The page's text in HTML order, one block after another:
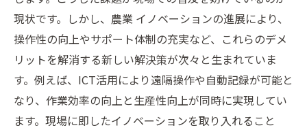
現状です。しかし、農業 イノベーションの進展により、
操作性の向上やサポート体制の充実など、これらのデメ
リットを解消する新しい解決策が次々と生まれていま
す。例えば、ICT活用により遠隔操作や自動記録が可能と
なり、作業効率の向上と生産性向上が同時に実現してい
ます。現場に即したイノベーションを取り入れること